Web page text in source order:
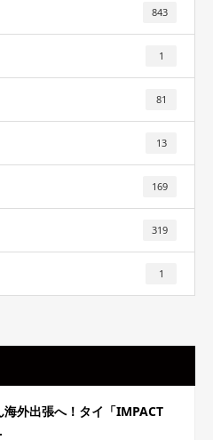
843
1
81
13
169
319
1
海外出張へ！タイ「IMPACT